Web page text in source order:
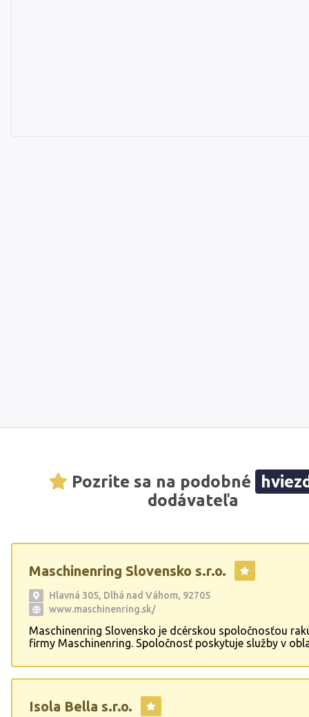
Pozrite sa na podobné
dodávateľa
Maschinenring Slovensko s.r.o.
Hlavná 305, Dlhá nad Váhom, 92705
www.maschinenring.sk/
Maschinenring Slovensko je dcérskou spoločnosťou
firmy Maschinenring. Spoločnosť poskytuje služby v
ručnom a strojnom čistení spevnených plôch.
Isola Bella s.r.o.